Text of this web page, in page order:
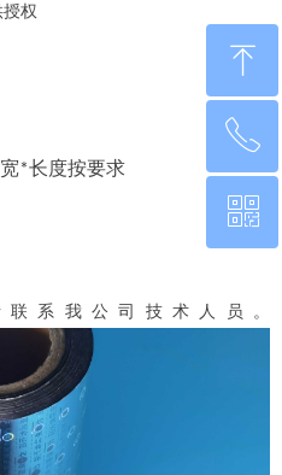
权
宽*长度按要求
系我公司技术人员。
ꁸ
回到顶部
ꂅ
0760-22220651
ꀥ